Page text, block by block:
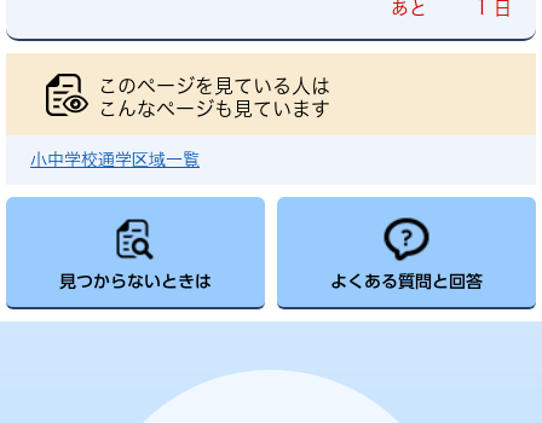
あと 1 日
このページを見ている人は
こんなページも見ています
小中学校通学区域一覧
見つからないときは よくある質問と回答